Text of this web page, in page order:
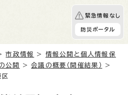
緊急情報なし
防災ポータル
市政情報 > 情報公開と個人情報保
公開 >会議の概要（開催結果）
>
区